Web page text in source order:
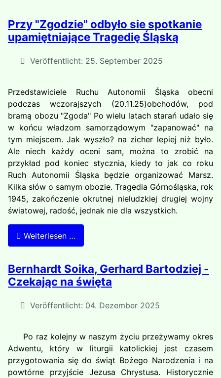
Przy "Zgodzie" odbyło sie spotkanie
upamiętniające Tragedię Śląską
Veröffentlicht: 25. September 2025
Przedstawiciele Ruchu Autonomii Śląska obecni
podczas wczorajszych (20.11.25)obchodów, pod
bramą obozu "Zgoda" Po wielu latach starań udało się
w końcu władzom samorządowym "zapanować" na
tym miejscem. Jak wyszło? na zicher lepiej niż było.
Ale niech każdy oceni sam, można to zrobić na
przykład pod koniec stycznia, kiedy to jak co roku
Ruch Autonomii Śląska będzie organizować Marsz.
Kilka słów o samym obozie. Tragedia Górnośląska, rok
1945, zakończenie okrutnej nieludzkiej drugiej wojny
światowej, radość, jednak nie dla wszystkich.
Weiterlesen …
Bernhardt Soika, Gerhard Bartodziej -
Czekając na święta
Veröffentlicht: 04. Dezember 2025
Po raz kolejny w naszym życiu przeżywamy okres
Adwentu, który w liturgii katolickiej jest czasem
przygotowania się do świąt Bożego Narodzenia i na
powtórne przyjście Jezusa Chrystusa. Historycznie